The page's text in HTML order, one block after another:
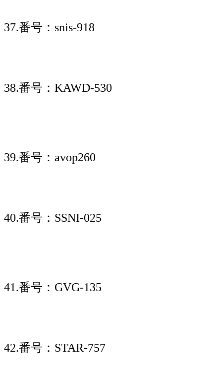
37.番号：snis-918
38.番号：KAWD-530
39.番号：avop260
40.番号：SSNI-025
41.番号：GVG-135
42.番号：STAR-757